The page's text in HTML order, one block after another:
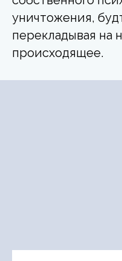
уничтожения,
перекладывая на
происходящее.